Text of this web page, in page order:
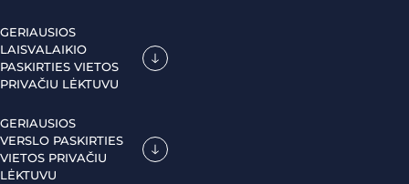
GERIAUSIOS
LAISVALAIKIO
PASKIRTIES VIETOS
PRIVAČIU LĖKTUVU
GERIAUSIOS
VERSLO PASKIRTIES
VIETOS PRIVAČIU
LĖKTUVU